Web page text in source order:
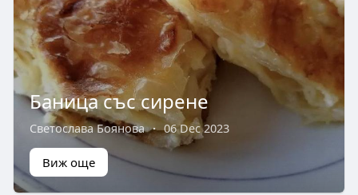
Баница със сирене
Светослава Боянова · 06 Dec 2023
Виж още